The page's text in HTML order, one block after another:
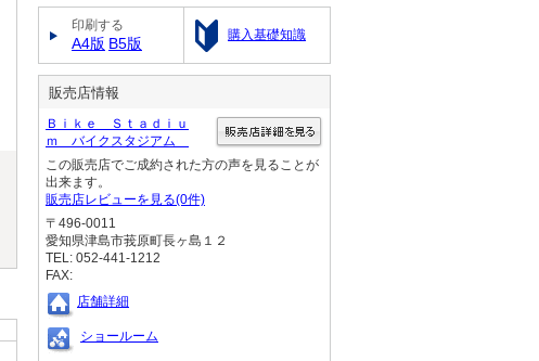
印刷する
A4版 B5版 購入基礎知識
販売店情報
Ｂｉｋｅ Ｓｔａｄｉｕ
ｍ バイクスタジアム
この販売店でご成約された方の声を見ることが
出来ます。
販売店レビューを見る(0件)
〒496-0011
愛知県津島市莪原町長ヶ島１２
TEL: 052-441-1212
FAX:
店舗詳細
ショールーム